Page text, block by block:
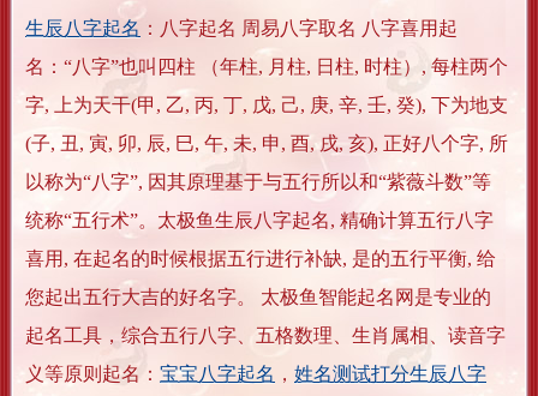
生辰八字起名 ：八字起名 周易八字取名 八字喜用起
名：“八字”也叫四柱 （年柱, 月柱, 日柱, 时柱）, 每柱两个
字, 上为天干(甲, 乙, 丙, 丁, 戊, 己, 庚, 辛, 壬, 癸), 下为地支
(子, 丑, 寅, 卯, 辰, 巳, 午, 未, 申, 酉, 戌, 亥), 正好八个字, 所
以称为“八字”, 因其原理基于与五行所以和“紫薇斗数”等
统称“五行术”。太极鱼生辰八字起名, 精确计算五行八字
喜用, 在起名的时候根据五行进行补缺, 是的五行平衡, 给
您起出五行大吉的好名字。 太极鱼智能起名网是专业的
起名工具，综合五行八字、五格数理、生肖属相、读音字
义等原则起名： 宝宝八字起名 ， 姓名测试打分生辰八字